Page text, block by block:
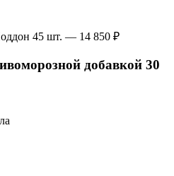
45 шт. — 14 850 ₽
добавкой 30